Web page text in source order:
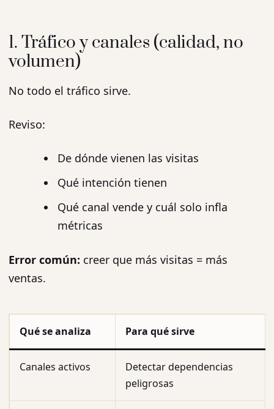
1. Tráfico y canales (calidad, no
volumen)
No todo el tráfico sirve.
Reviso:
De dónde vienen las visitas
Qué intención tienen
Qué canal vende y cuál solo infla
métricas
Error común: creer que más visitas = más
ventas.
Qué se analiza Para qué sirve
Canales activos
Detectar dependencias
peligrosas